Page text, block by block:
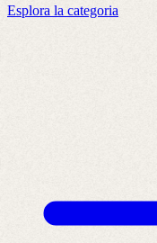
Esplora la categoria